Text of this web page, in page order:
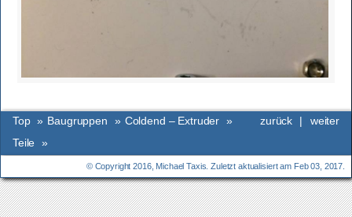
weiter
zurück |
Top » Baugruppen » Coldend – Extruder »
Teile »
© Copyright 2016, Michael Taxis. Zuletzt aktualisiert am Feb 03, 2017.